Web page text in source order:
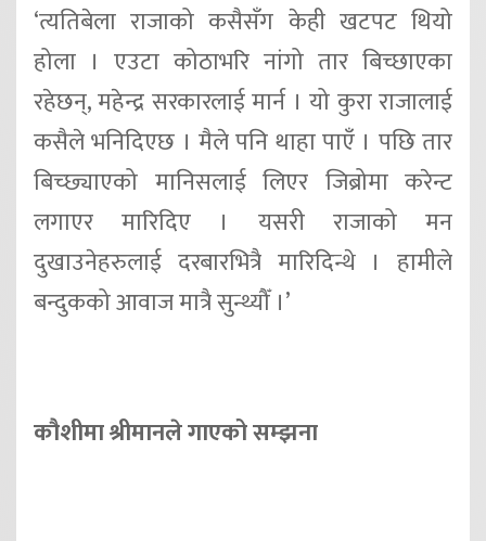
‘त्यतिबेला राजाको कसैसँग केही खटपट थियो
होला । एउटा कोठाभरि नांगो तार बिच्छाएका
रहेछन्, महेन्द्र सरकारलाई मार्न । यो कुरा राजालाई
कसैले भनिदिएछ । मैले पनि थाहा पाएँ । पछि तार
बिच्छ्याएको मानिसलाई लिएर जिब्रोमा करेन्ट
लगाएर मारिदिए । यसरी राजाको मन
दुखाउनेहरुलाई दरबारभित्रै मारिदिन्थे । हामीले
बन्दुकको आवाज मात्रै सुन्थ्यौँ ।’
कौशीमा श्रीमानले गाएको सम्झना